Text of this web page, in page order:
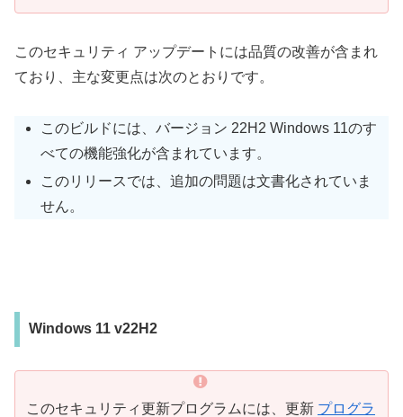
このセキュリティ アップデートには品質の改善が含まれ
ており、主な変更点は次のとおりです。
このビルドには、バージョン 22H2 Windows 11のす
べての機能強化が含まれています。
このリリースでは、追加の問題は文書化されていま
せん。
Windows 11 v22H2
このセキュリティ更新プログラムには、更新 プログラ